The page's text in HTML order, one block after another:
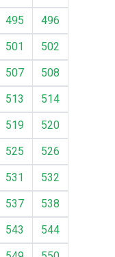
495
496
501
502
507
508
513
514
519
520
525
526
531
532
537
538
543
544